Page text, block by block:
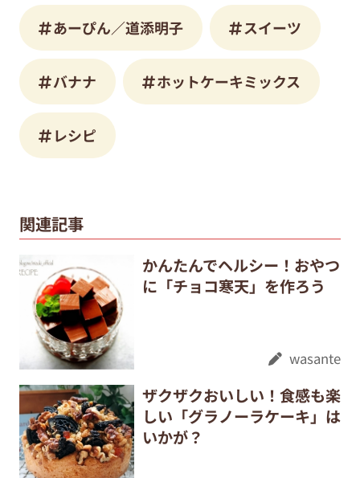
あーぴん／道添明子 スイーツ
バナナ ホットケーキミックス
レシピ
関連記事
かんたんでヘルシー！おやつ
に「チョコ寒天」を作ろう
wasante
ザクザクおいしい！食感も楽
しい「グラノーラケーキ」は
いかが？